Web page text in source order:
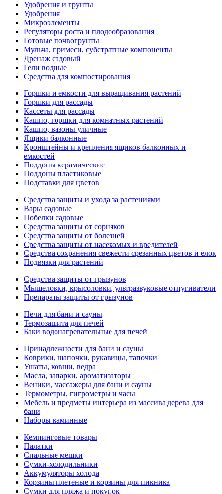
Удобрения и грунты
Удобрения
Микроэлементы
Регуляторы роста и плодообразования
Готовые почвогрунты
Мульча, примеси, субстратные компоненты
Дренаж садовый
Гели водные
Средства для компостирования
Горшки и емкости для выращивания растений
Горшки для рассады
Кассеты для рассады
Кашпо, горшки для комнатных растений
Кашпо, вазоны уличные
Ящики балконные
Кронштейны и крепления ящиков балконных и
емкостей
Поддоны керамические
Поддоны пластиковые
Подставки для цветов
Средства защиты и ухода за растениями
Вары садовые
Побелки садовые
Средства защиты от сорняков
Средства защиты от болезней
Средства защиты от насекомых и вредителей
Средства сохранения свежести срезанных цветов и елок
Подвязки для растений
Средства защиты от грызунов
Мышеловки, крысоловки, ультразвуковые отпугиватели
Препараты защиты от грызунов
Печи для бани и сауны
Термозащита для печей
Баки водонагревательные для печей
Принадлежности для бани и сауны
Коврики, шапочки, рукавицы, тапочки
Ушаты, ковши, ведра
Масла, запарки, ароматизаторы
Веники, массажеры для бани и сауны
Термометры, гигрометры и часы
Мебель и предметы интерьера из массива дерева для
бани
Наборы каминные
Кемпинговые товары
Палатки
Спальные мешки
Сумки-холодильники
Аккумуляторы холода
Корзины плетеные и корзины для пикника
Сумки для пляжа и покупок